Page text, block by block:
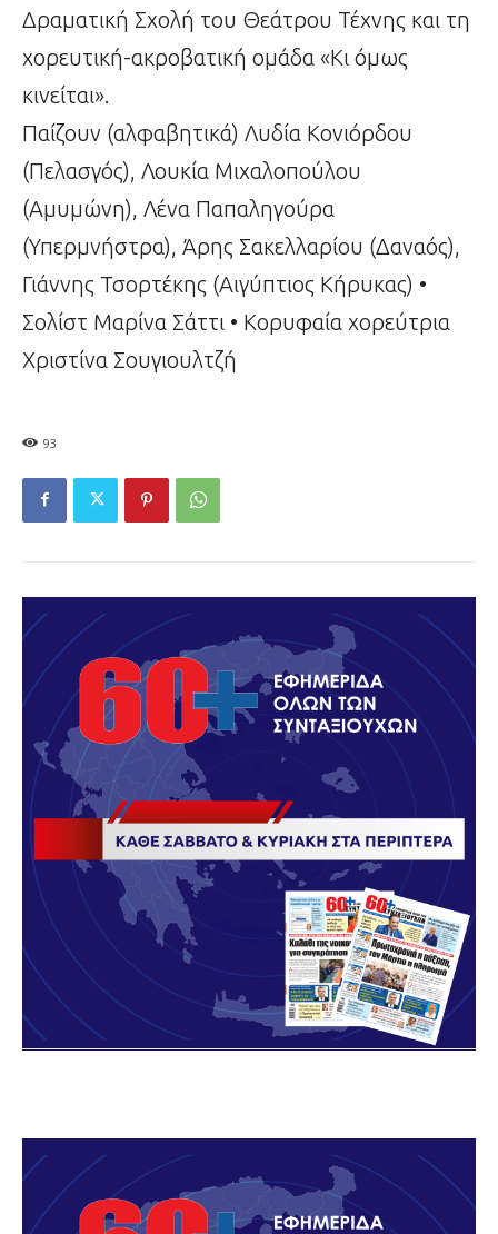
Δραματική Σχολή του Θεάτρου Τέχνης και τη
χορευτική-ακροβατική ομάδα «Κι όμως
κινείται».
Παίζουν (αλφαβητικά) Λυδία Κονιόρδου
(Πελασγός), Λουκία Μιχαλοπούλου
(Αμυμώνη), Λένα Παπαληγούρα
(Υπερμνήστρα), Άρης Σακελλαρίου (Δαναός),
Γιάννης Τσορτέκης (Αιγύπτιος Κήρυκας) •
Σολίστ Μαρίνα Σάττι • Κορυφαία χορεύτρια
Χριστίνα Σουγιουλτζή
93